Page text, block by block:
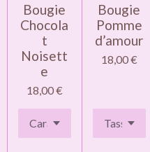
Bougie
Chocola
t
Noisett
e
18,00 €
Bougie
Pomme
d’amour
18,00 €